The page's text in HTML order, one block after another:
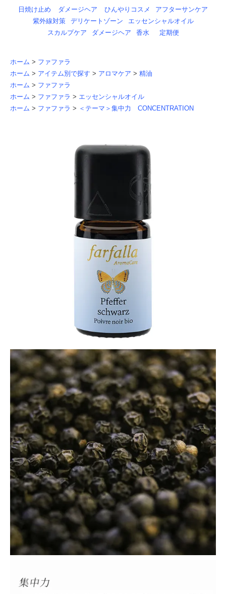
日焼け止め ダメージヘア ひんやりコスメ
アフターサンケア
紫外線対策
デリケートゾーン
エッセンシャルオイル
スカルプケア
ダメージヘア 香水 定期便
ホーム > ファファラ
ホーム > アイテム別で探す > アロマケア > 精油
ホーム > ファファラ
ホーム > ファファラ > エッセンシャルオイル
ホーム > ファファラ > ＜テーマ＞集中力 CONCENTRATION